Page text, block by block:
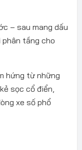
– sau mang dấu
phân tầng cho
hứng từ những
sọc cổ điển,
xe số phổ